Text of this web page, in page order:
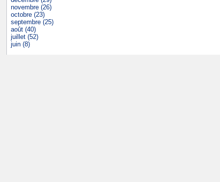
novembre (26)
octobre (23)
septembre (25)
août (40)
juillet (52)
juin (8)